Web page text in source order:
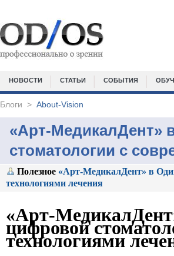
НОВОСТИ СТАТЬИ СОБЫТИЯ
Блоги > About-Vision
«Арт-МедикалДент»
стоматологии с
Полезное «Арт-МедикалДент» в
технологиями лечения
«Арт-
цифровой
технологиями